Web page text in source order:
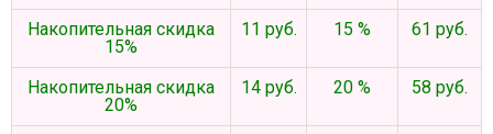
Накопительная скидка
15%
11 руб. 15 % 61 руб.
Накопительная скидка
20%
14 руб. 20 % 58 руб.